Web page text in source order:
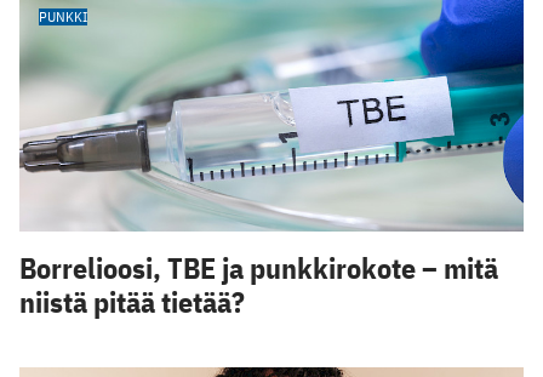
PUNKKI
Borrelioosi, TBE ja punkkirokote – mitä
niistä pitää tietää?